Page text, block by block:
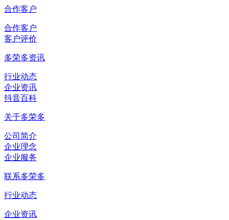
合作客户
合作客户
客户评价
多荣多资讯
行业动态
企业资讯
抖音百科
关于多荣多
公司简介
企业理念
企业服务
联系多荣多
行业动态
企业资讯